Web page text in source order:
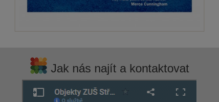
Jak nás najít a kontaktovat